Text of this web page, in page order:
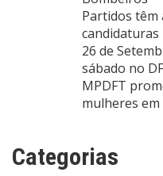
Partidos têm
26 de
sábado no DF
MPDFT
mulheres
Categorias